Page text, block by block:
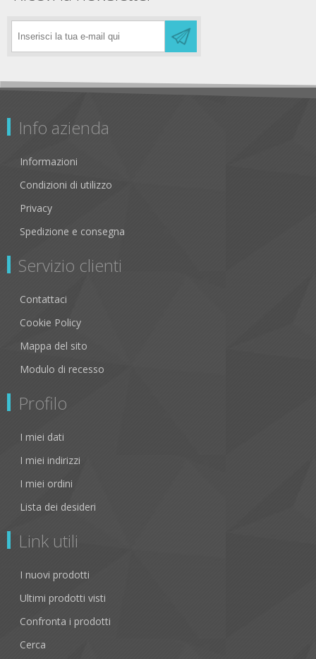
Info azienda
Informazioni
Condizioni di utilizzo
Privacy
Spedizione e consegna
Servizio clienti
Contattaci
Cookie Policy
Mappa del sito
Modulo di recesso
Profilo
I miei dati
I miei indirizzi
I miei ordini
Lista dei desideri
Link utili
I nuovi prodotti
Ultimi prodotti visti
Confronta i prodotti
Cerca